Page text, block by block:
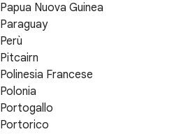
Papua Nuova Guinea
Paraguay
Perù
Pitcairn
Polinesia Francese
Polonia
Portogallo
Portorico